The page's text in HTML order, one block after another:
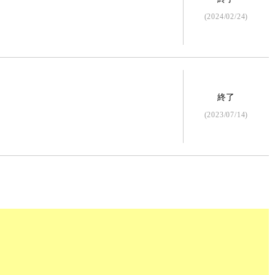
(2024/02/24)
終了
(2023/07/14)